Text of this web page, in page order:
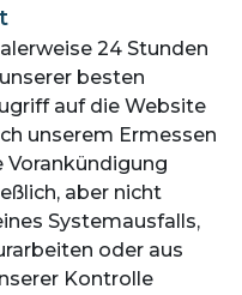
24 Stunden
besten
auf die Website
unserem Ermessen
Vorankündigung
aber nicht
Systemausfalls,
oder aus
Kontrolle